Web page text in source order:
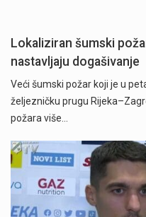
Lokaliziran šumski
nastavljaju dogašivanje
Veći šumski požar koji je u
željezničku prugu
požara više…